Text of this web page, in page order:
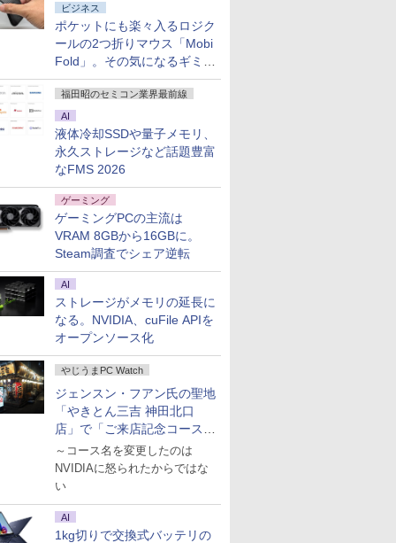
ビジネス
ポケットにも楽々入るロジク
ールの2つ折りマウス「Mobi
Fold」。その気になるギミッ
クとは？
福田昭のセミコン業界最前線
AI
液体冷却SSDや量子メモリ、
永久ストレージなど話題豊富
なFMS 2026
ゲーミング
ゲーミングPCの主流は
VRAM 8GBから16GBに。
Steam調査でシェア逆転
AI
ストレージがメモリの延長に
なる。NVIDIA、cuFile APIを
オープンソース化
やじうまPC Watch
ジェンスン・フアン氏の聖地
「やきとん三吉 神田北口
店」で「ご来店記念コース」
を娘と堪能
～コース名を変更したのは
NVIDIAに怒られたからではな
い
AI
1kg切りで交換式バッテリの